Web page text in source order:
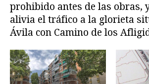
prohibido antes de las obras,
alivia el tráfico a la glorieta
Ávila con Camino de los